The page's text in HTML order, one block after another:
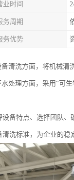
业时间
务周期
务优势
清洗方面，将机械
处理方面，采用“可
备特点、选择团队
洗标准，为企业的稳